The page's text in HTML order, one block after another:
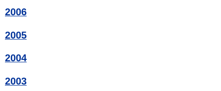
2006
2005
2004
2003